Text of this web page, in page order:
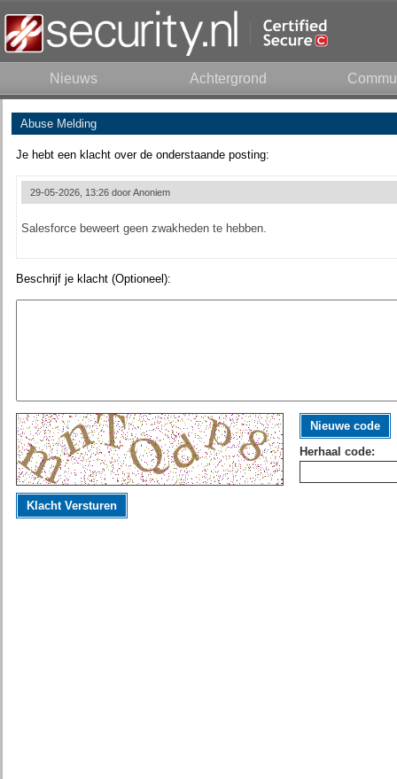
Nieuws Achtergrond
Abuse Melding
Je hebt een klacht over de onderstaande posting:
29-05-2026, 13:26 doorAnoniem
Salesforce beweert geen zwakheden te hebben.
Beschrijf je klacht (Optioneel):
Nieuwe code
Herhaal code:
Klacht Versturen